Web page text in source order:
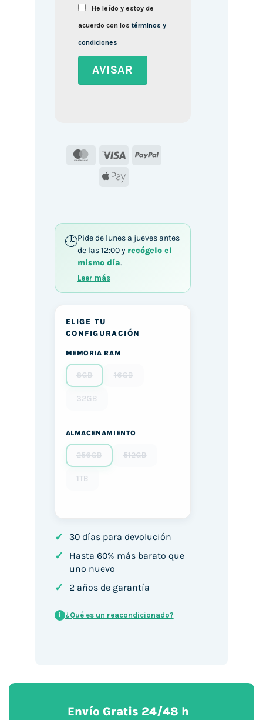
He leído y estoy de
acuerdo con lostérminos y
condiciones
MasterCard
Visa
PayPal
Apple
Pide de lunes a jueves antes
de las 12:00 y recógelo el
mismo día.
Leer más
ELIGE TU
CONFIGURACIÓN
MEMORIA RAM
8GB 16GB
32GB
ALMACENAMIENTO
256GB 512GB
1TB
✓ 30 días para devolución
✓
Hasta 60% más barato que
uno nuevo
✓ 2 años de garantía
i ¿Qué es un reacondicionado?
Envío Gratis 24/48 h